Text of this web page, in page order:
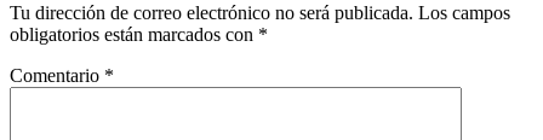
Tu dirección de correo electrónico no será publicada. Los campos
obligatorios están marcados con *
Comentario *